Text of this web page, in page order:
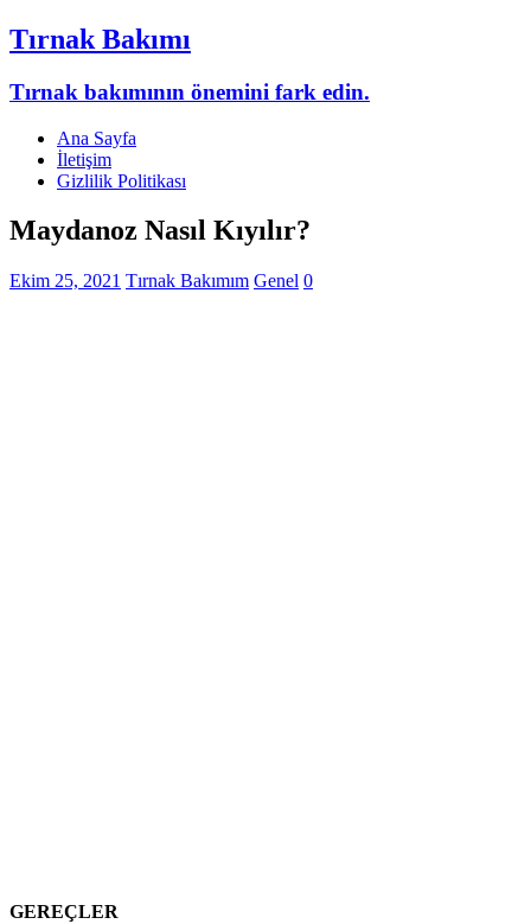
Tırnak Bakımı
Tırnak bakımının önemini fark edin.
Ana Sayfa
İletişim
Gizlilik Politikası
Maydanoz Nasıl Kıyılır?
Ekim 25, 2021 Tırnak Bakımım Genel 0
GEREÇLER